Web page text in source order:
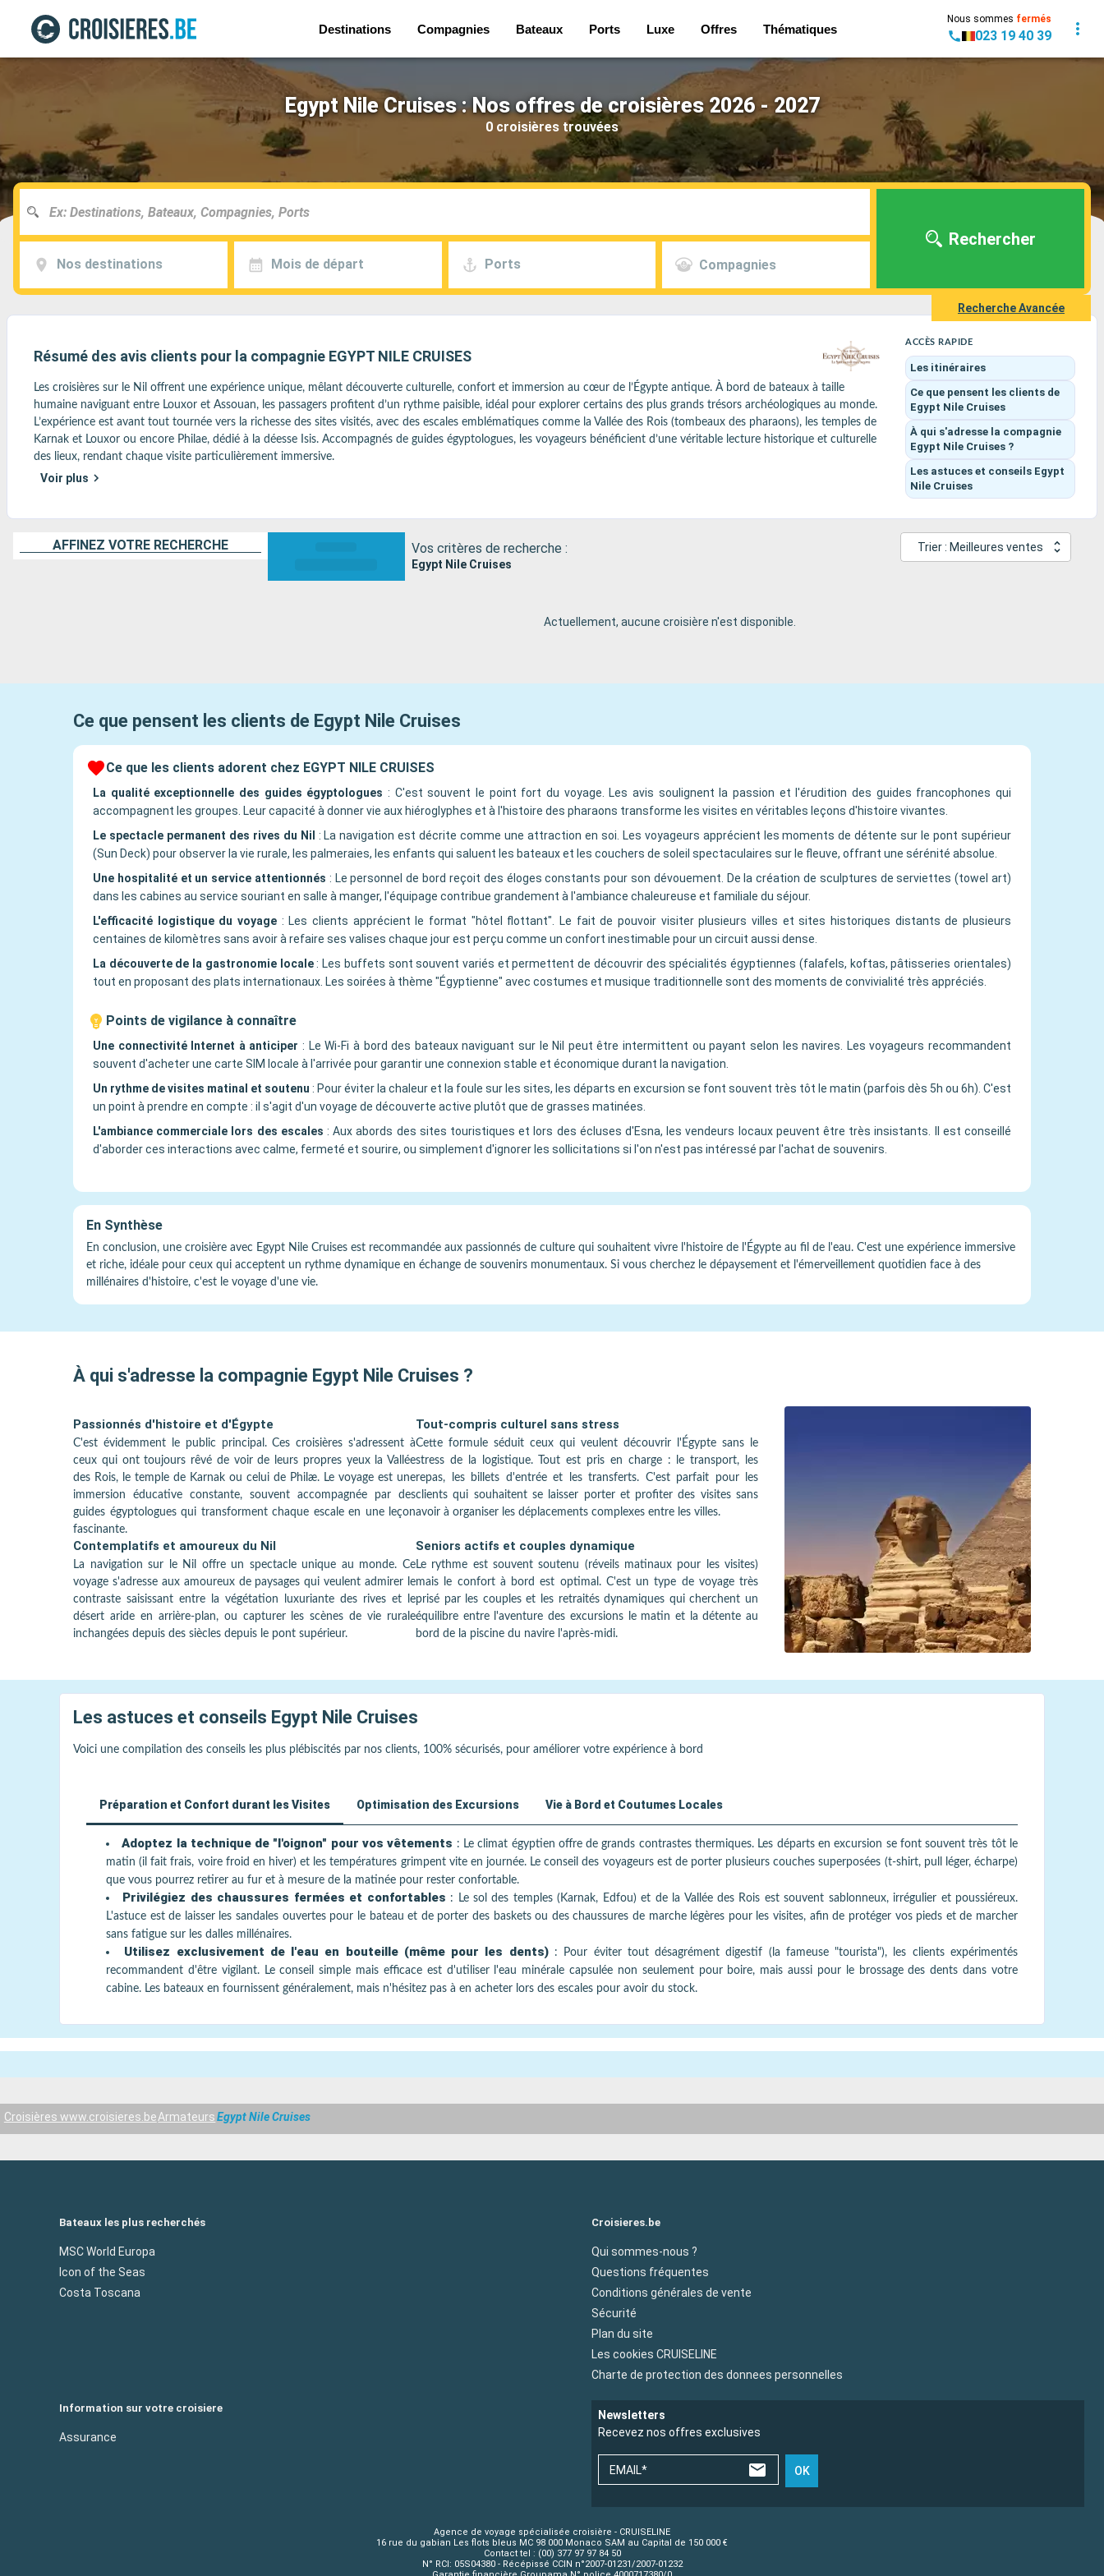
Destinations Compagnies Bateaux Ports Luxe Offres Thématiques
Nous sommes fermés
023 19 40 39
Egypt Nile Cruises : Nos offres de croisières 2026 - 2027
0 croisières trouvées
Nos destinations Mois de départ Ports Compagnies
Rechercher
Recherche Avancée
Résumé des avis clients pour la compagnie EGYPT NILE CRUISES
Les croisières sur le Nil offrent une expérience unique, mêlant découverte culturelle, confort et immersion au cœur de l’Égypte antique. À bord de bateaux à taille
humaine naviguant entre Louxor et Assouan, les passagers profitent d’un rythme paisible, idéal pour explorer certains des plus grands trésors archéologiques au monde.
L’expérience est avant tout tournée vers la richesse des sites visités, avec des escales emblématiques comme la Vallée des Rois (tombeaux des pharaons), les temples de
Karnak et Louxor ou encore Philae, dédié à la déesse Isis. Accompagnés de guides égyptologues, les voyageurs bénéficient d’une véritable lecture historique et culturelle
des lieux, rendant chaque visite particulièrement immersive.
À bord, l’ambiance est élégante et détendue, avec des navires proposant généralement piscines, ponts soleil et restaurants panoramiques permettant de profiter des
Voir plus
ACCÈS RAPIDE
Les itinéraires
Ce que pensent les clients de
Egypt Nile Cruises
À qui s'adresse la compagnie
Egypt Nile Cruises ?
Les astuces et conseils Egypt
Nile Cruises
AFFINEZ VOTRE RECHERCHE Vos critères de recherche :
Egypt Nile Cruises
Trier : Meilleures ventes
Actuellement, aucune croisière n'est disponible.
Ce que pensent les clients de Egypt Nile Cruises
Ce que les clients adorent chez EGYPT NILE CRUISES
La qualité exceptionnelle des guides égyptologues : C'est souvent le point fort du voyage. Les avis soulignent la passion et l'érudition des guides francophones qui
accompagnent les groupes. Leur capacité à donner vie aux hiéroglyphes et à l'histoire des pharaons transforme les visites en véritables leçons d'histoire vivantes.
Le spectacle permanent des rives du Nil : La navigation est décrite comme une attraction en soi. Les voyageurs apprécient les moments de détente sur le pont supérieur
(Sun Deck) pour observer la vie rurale, les palmeraies, les enfants qui saluent les bateaux et les couchers de soleil spectaculaires sur le fleuve, offrant une sérénité absolue.
Une hospitalité et un service attentionnés : Le personnel de bord reçoit des éloges constants pour son dévouement. De la création de sculptures de serviettes (towel art)
dans les cabines au service souriant en salle à manger, l'équipage contribue grandement à l'ambiance chaleureuse et familiale du séjour.
L'efficacité logistique du voyage : Les clients apprécient le format "hôtel flottant". Le fait de pouvoir visiter plusieurs villes et sites historiques distants de plusieurs
centaines de kilomètres sans avoir à refaire ses valises chaque jour est perçu comme un confort inestimable pour un circuit aussi dense.
La découverte de la gastronomie locale : Les buffets sont souvent variés et permettent de découvrir des spécialités égyptiennes (falafels, koftas, pâtisseries orientales)
tout en proposant des plats internationaux. Les soirées à thème "Égyptienne" avec costumes et musique traditionnelle sont des moments de convivialité très appréciés.
Points de vigilance à connaître
Une connectivité Internet à anticiper : Le Wi-Fi à bord des bateaux naviguant sur le Nil peut être intermittent ou payant selon les navires. Les voyageurs recommandent
souvent d'acheter une carte SIM locale à l'arrivée pour garantir une connexion stable et économique durant la navigation.
Un rythme de visites matinal et soutenu : Pour éviter la chaleur et la foule sur les sites, les départs en excursion se font souvent très tôt le matin (parfois dès 5h ou 6h). C'est
un point à prendre en compte : il s'agit d'un voyage de découverte active plutôt que de grasses matinées.
L'ambiance commerciale lors des escales :Aux abords des sites touristiques et lors des écluses d'Esna, les vendeurs locaux peuvent être très insistants. Il est conseillé
d'aborder ces interactions avec calme, fermeté et sourire, ou simplement d'ignorer les sollicitations si l'on n'est pas intéressé par l'achat de souvenirs.
En Synthèse
En conclusion, une croisière avec Egypt Nile Cruises est recommandée aux passionnés de culture qui souhaitent vivre l'histoire de l'Égypte au fil de l'eau. C'est une expérience immersive
et riche, idéale pour ceux qui acceptent un rythme dynamique en échange de souvenirs monumentaux. Si vous cherchez le dépaysement et l'émerveillement quotidien face à des
millénaires d'histoire, c'est le voyage d'une vie.
À qui s'adresse la compagnie Egypt Nile Cruises ?
Passionnés d'histoire et d'Égypte
C'est évidemment le public principal. Ces croisières s'adressent à
ceux qui ont toujours rêvé de voir de leurs propres yeux la Vallée
des Rois, le temple de Karnak ou celui de Philæ. Le voyage est une
immersion éducative constante, souvent accompagnée par des
guides égyptologues qui transforment chaque escale en une leçon
fascinante.
Tout-compris culturel sans stress
Cette formule séduit ceux qui veulent découvrir l'Égypte sans le
stress de la logistique. Tout est pris en charge : le transport, les
repas, les billets d'entrée et les transferts. C'est parfait pour les
clients qui souhaitent se laisser porter et profiter des visites sans
avoir à organiser les déplacements complexes entre les villes.
Contemplatifs et amoureux du Nil
La navigation sur le Nil offre un spectacle unique au monde. Ce
voyage s'adresse aux amoureux de paysages qui veulent admirer le
contraste saisissant entre la végétation luxuriante des rives et le
désert aride en arrière-plan, ou capturer les scènes de vie rurale
inchangées depuis des siècles depuis le pont supérieur.
Seniors actifs et couples dynamique
Le rythme est souvent soutenu (réveils matinaux pour les visites)
mais le confort à bord est optimal. C'est un type de voyage très
prisé par les couples et les retraités dynamiques qui cherchent un
équilibre entre l'aventure des excursions le matin et la détente au
bord de la piscine du navire l'après-midi.
Les astuces et conseils Egypt Nile Cruises
Voici une compilation des conseils les plus plébiscités par nos clients, 100% sécurisés, pour améliorer votre expérience à bord
Préparation et Confort durant les Visites Optimisation des Excursions Vie à Bord et Coutumes Locales
Adoptez la technique de "l'oignon" pour vos vêtements : Le climat égyptien offre de grands contrastes thermiques. Les départs en excursion se font souvent très tôt le
matin (il fait frais, voire froid en hiver) et les températures grimpent vite en journée. Le conseil des voyageurs est de porter plusieurs couches superposées (t-shirt, pull léger, écharpe)
que vous pourrez retirer au fur et à mesure de la matinée pour rester confortable.
Privilégiez des chaussures fermées et confortables :
Le sol des temples (Karnak, Edfou) et de la Vallée des Rois est souvent sablonneux, irrégulier et poussiéreux.
L'astuce est de laisser les sandales ouvertes pour le bateau et de porter des baskets ou des chaussures de marche légères pour les visites, afin de protéger vos pieds et de marcher
sans fatigue sur les dalles millénaires.
Utilisez exclusivement de l'eau en bouteille (même pour les dents) :
Pour éviter tout désagrément digestif (la fameuse "tourista"), les clients expérimentés
recommandent d'être vigilant. Le conseil simple mais efficace est d'utiliser l'eau minérale capsulée non seulement pour boire, mais aussi pour le brossage des dents dans votre
cabine. Les bateaux en fournissent généralement, mais n'hésitez pas à en acheter lors des escales pour avoir du stock.
Croisières www.croisieres.beArmateursEgypt Nile Cruises
Bateaux les plus recherchés
MSC World Europa
Icon of the Seas
Costa Toscana
Croisieres.be
Qui sommes-nous ?
Questions fréquentes
Conditions générales de vente
Sécurité
Plan du site
Les cookies CRUISELINE
Charte de protection des donnees personnelles
Information sur votre croisiere
Assurance
Newsletters
Recevez nos offres exclusives
EMAIL* OK
Agence de voyage spécialisée croisière - CRUISELINE
16 rue du gabian Les flots bleus MC 98 000 Monaco SAM au Capital de 150 000 €
Contact tel : (00) 377 97 97 84 50
N° RCI: 05S04380 - Récépissé CCIN n°2007-01231/2007-01232